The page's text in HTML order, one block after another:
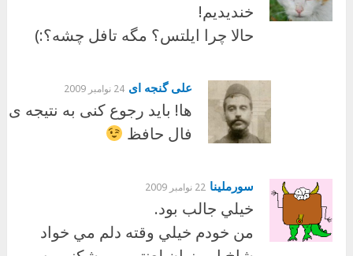
خندیدیم!
حالا چرا ایلتس؟ مگه تافل چشه؟:)
علی گنجه ای 24 نوامبر 2009
ها! باید رجوع کنی به نتیجه ی
فال حافظ
سورملينا 22 نوامبر 2009
خيلي جالب بود.
من خودم خيلي وقته دلم مي خواد